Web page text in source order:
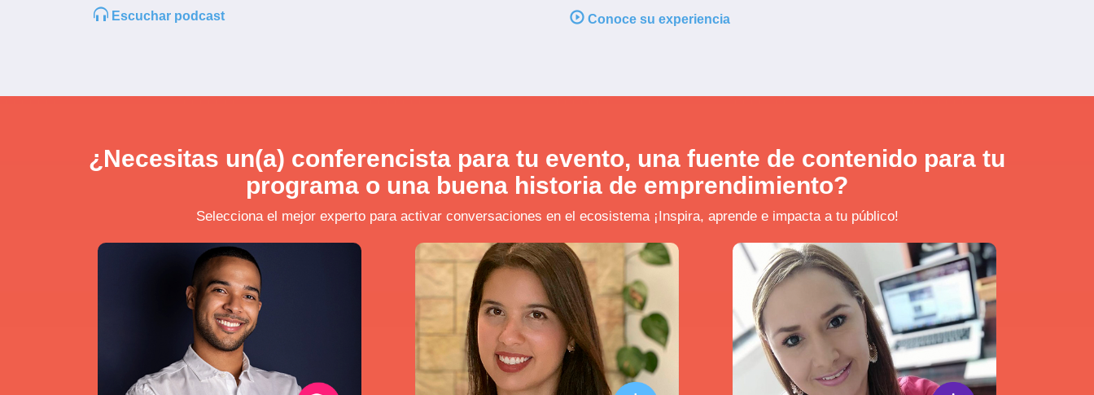
Escuchar podcast Conoce su experiencia
¿Necesitas un(a) conferencista para tu evento, una fuente de contenido para tu
programa o una buena historia de emprendimiento?
Selecciona el mejor experto para activar conversaciones en el ecosistema ¡Inspira, aprende e impacta a tu público!